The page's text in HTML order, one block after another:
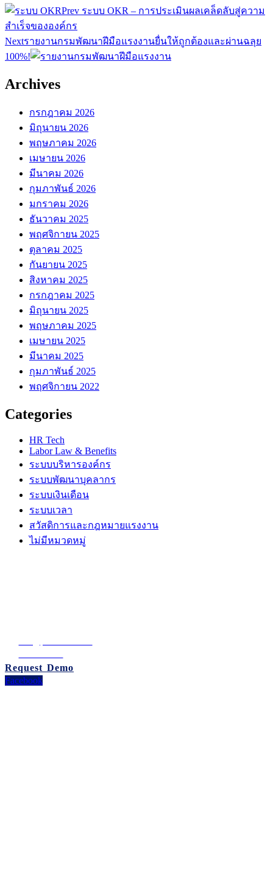
Prev ระบบ OKR – การประเมินผลเคล็ดลับสู่ความ
สำเร็จขององค์กร
Nextรายงานกรมพัฒนาฝีมือแรงงานยื่นให้ถูกต้องและผ่านฉลุย
100%!
Archives
กรกฎาคม 2026
มิถุนายน 2026
พฤษภาคม 2026
เมษายน 2026
มีนาคม 2026
กุมภาพันธ์ 2026
มกราคม 2026
ธันวาคม 2025
พฤศจิกายน 2025
ตุลาคม 2025
กันยายน 2025
สิงหาคม 2025
กรกฎาคม 2025
มิถุนายน 2025
พฤษภาคม 2025
เมษายน 2025
มีนาคม 2025
กุมภาพันธ์ 2025
พฤศจิกายน 2022
Categories
HR Tech
Labor Law & Benefits
ระบบบริหารองค์กร
ระบบพัฒนาบุคลากร
ระบบเงินเดือน
ระบบเวลา
สวัสดิการและกฎหมายแรงงาน
ไม่มีหมวดหมู่
Request Demo
Facebook